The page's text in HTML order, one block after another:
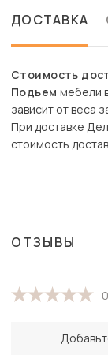
ДОСТАВКА
Стоимость
Подъем мебели
зависит от веса
При доставке
стоимость
ОТЗЫВЫ